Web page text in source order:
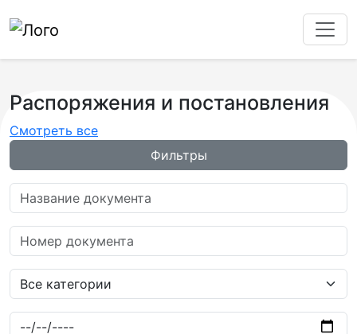
Распоряжения и постановления
Смотреть все
Фильтры